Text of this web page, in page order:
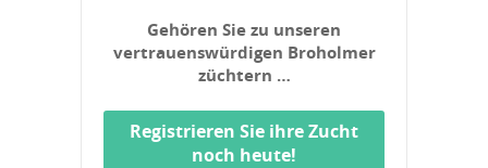
Gehören Sie zu unseren
vertrauenswürdigen Broholmer
züchtern …
Registrieren Sie ihre Zucht
noch heute!